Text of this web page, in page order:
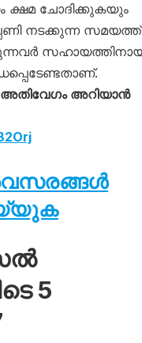
ക്ഷമ ചോദിക്കുകയും
നടക്കുന്ന സമയത്ത്
അറിയാൻ
5